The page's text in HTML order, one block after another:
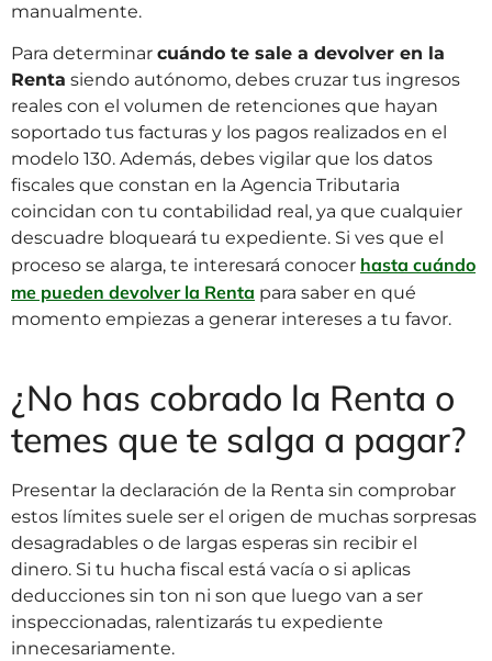
manualmente.
Para determinar cuándo te sale a devolver en la
Renta siendo autónomo, debes cruzar tus ingresos
reales con el volumen de retenciones que hayan
soportado tus facturas y los pagos realizados en el
modelo 130. Además, debes vigilar que los datos
fiscales que constan en la Agencia Tributaria
coincidan con tu contabilidad real, ya que cualquier
descuadre bloqueará tu expediente. Si ves que el
proceso se alarga, te interesará conocer hasta cuándo
me pueden devolver la Renta para saber en qué
momento empiezas a generar intereses a tu favor.
¿No has cobrado la Renta o
temes que te salga a pagar?
Presentar la declaración de la Renta sin comprobar
estos límites suele ser el origen de muchas sorpresas
desagradables o de largas esperas sin recibir el
dinero. Si tu hucha fiscal está vacía o si aplicas
deducciones sin ton ni son que luego van a ser
inspeccionadas, ralentizarás tu expediente
innecesariamente.